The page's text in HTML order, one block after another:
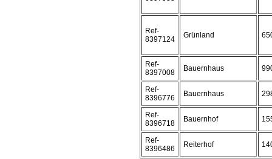
Ref-
8397124
Grünland
Ref-
8397008
Bauernhaus
Ref-
8396776
Bauernhaus
Ref-
8396718
Bauernhof
Ref-
8396486
Reiterhof